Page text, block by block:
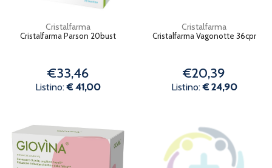
Cristalfarma
Cristalfarma Parson 20bust
€33,46
Listino:€ 41,00
Cristalfarma
Cristalfarma Vagonotte 36cpr
€20,39
Listino:€ 24,90